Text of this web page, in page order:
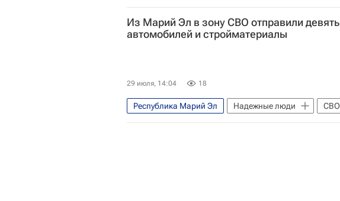
Из Марий Эл в зону СВО отправили девять
автомобилей и стройматериалы
29 июля, 14:04 18
Республика Марий Эл Надежные люди СВО